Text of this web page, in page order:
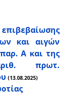
και αιγών
Α και της
πρωτ.
(13.08.2025)